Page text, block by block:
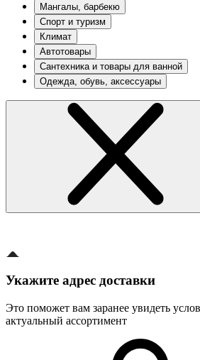
Мангалы, барбекю
Спорт и туризм
Климат
Автотовары
Сантехника и товары для ванной
Одежда, обувь, аксессуары
Укажите адрес доставки
Это поможет вам заранее увидеть
актуальный ассортимент